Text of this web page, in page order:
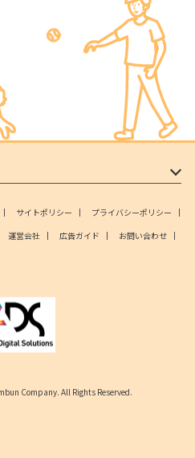
サイトポリシー
プライバシーポリシー
運営会社 広告ガイド
お問い合わせ
Company. All Rights Reserved.